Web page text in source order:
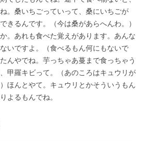
。桑いちごっていって、桑にいちごが
きるんです。（今は桑があらへんわ。）
。あれも食べた覚えがあります。あんな
いですよ。（食べるもん何にもないで
んやでね。芋っちゃあ蔓まで食っちゃう
甲羅キビって。（あのころはキュウリが
ほんとやて。キュウリとかそういうもん
よるもんでね。